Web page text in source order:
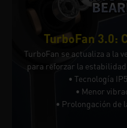
TurboFan 3.0:
TurboFan se actualiza a la
para reforzar la
• Tecnología
• Menor
• Prolongación de